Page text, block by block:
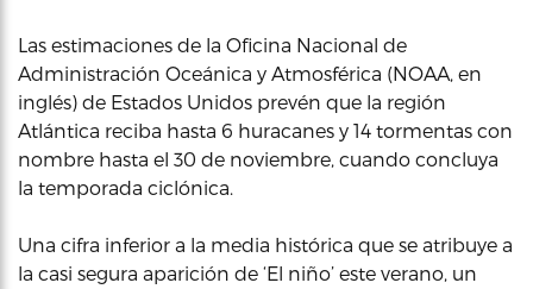
Las estimaciones de la Oficina Nacional de
Administración Oceánica y Atmosférica (NOAA, en
inglés) de Estados Unidos prevén que la región
Atlántica reciba hasta 6 huracanes y 14 tormentas con
nombre hasta el 30 de noviembre, cuando concluya
la temporada ciclónica.
Una cifra inferior a la media histórica que se atribuye a
la casi segura aparición de ‘El niño’ este verano, un